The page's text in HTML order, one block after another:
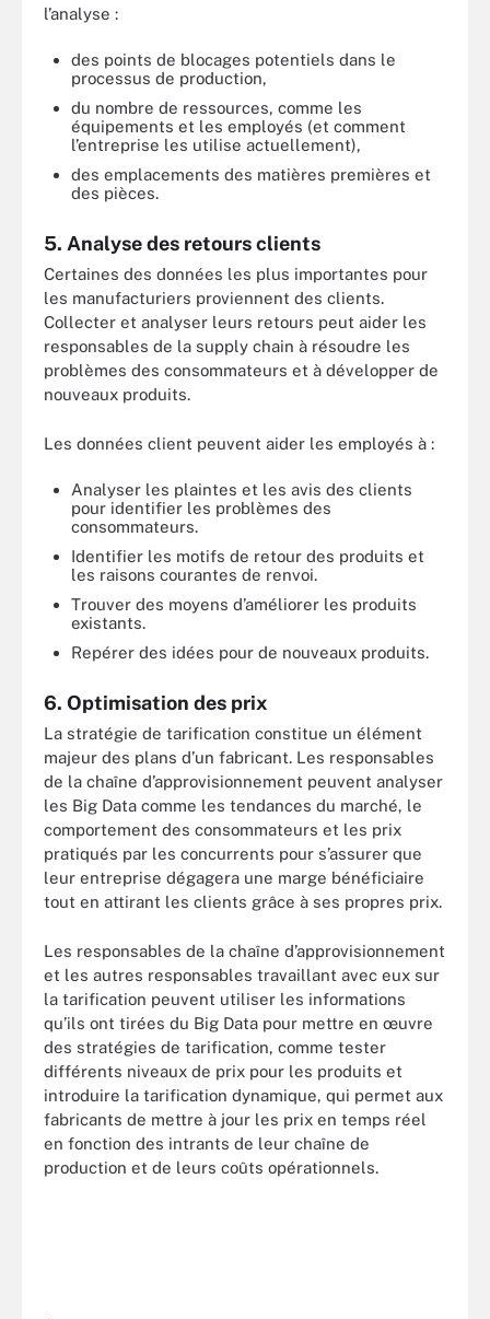
l’analyse :
des points de blocages potentiels dans le
processus de production,
du nombre de ressources, comme les
équipements et les employés (et comment
l’entreprise les utilise actuellement),
des emplacements des matières premières et
des pièces.
5. Analyse des retours clients
Certaines des données les plus importantes pour
les manufacturiers proviennent des clients.
Collecter et analyser leurs retours peut aider les
responsables de la supply chain à résoudre les
problèmes des consommateurs et à développer de
nouveaux produits.
Les données client peuvent aider les employés à :
Analyser les plaintes et les avis des clients
pour identifier les problèmes des
consommateurs.
Identifier les motifs de retour des produits et
les raisons courantes de renvoi.
Trouver des moyens d’améliorer les produits
existants.
Repérer des idées pour de nouveaux produits.
6. Optimisation des prix
La stratégie de tarification constitue un élément
majeur des plans d’un fabricant. Les responsables
de la chaîne d’approvisionnement peuvent analyser
les Big Data comme les tendances du marché, le
comportement des consommateurs et les prix
pratiqués par les concurrents pour s’assurer que
leur entreprise dégagera une marge bénéficiaire
tout en attirant les clients grâce à ses propres prix.
Les responsables de la chaîne d’approvisionnement
et les autres responsables travaillant avec eux sur
la tarification peuvent utiliser les informations
qu’ils ont tirées du Big Data pour mettre en œuvre
des stratégies de tarification, comme tester
différents niveaux de prix pour les produits et
introduire la tarification dynamique, qui permet aux
fabricants de mettre à jour les prix en temps réel
en fonction des intrants de leur chaîne de
production et de leurs coûts opérationnels.